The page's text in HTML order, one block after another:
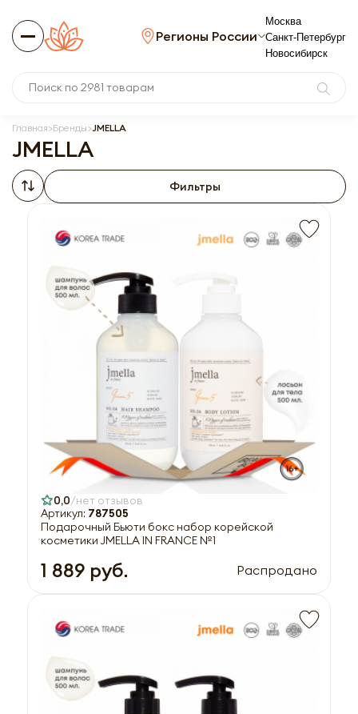
Регионы России
Москва
Санкт-Петербург
Новосибирск
Главная Бренды JMELLA
JMELLA
Фильтры
0,0 нет отзывов
Артикул: 787505
Подарочный Бьюти бокс набор корейской
косметики JMELLA IN FRANCE №1
1 889 руб. Распродано